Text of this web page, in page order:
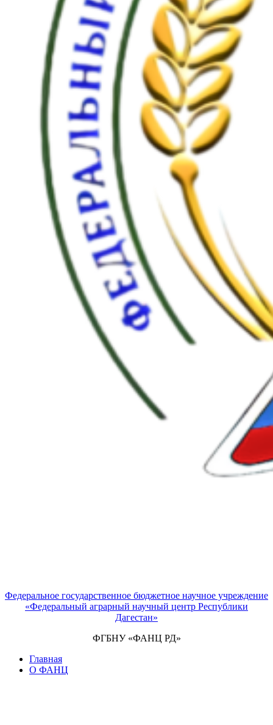
Федеральное государственное бюджетное научное учреждение
«Федеральный аграрный научный центр Республики
Дагестан»
ФГБНУ «ФАНЦ РД»
Главная
О ФАНЦ